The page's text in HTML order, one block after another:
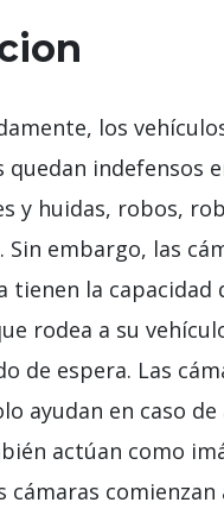
los
quedan indefensos
y huidas, robos,
Sin embargo, las
tienen la capacidad
rodea a su
de espera. Las
ayudan en caso de
actúan como
cámaras